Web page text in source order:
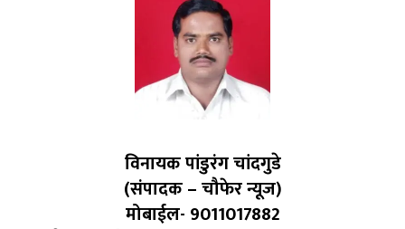
विनायक पांडुरंग चांदगुडे
(संपादक – चौफेर न्यूज)
मोबाईल- 9011017882